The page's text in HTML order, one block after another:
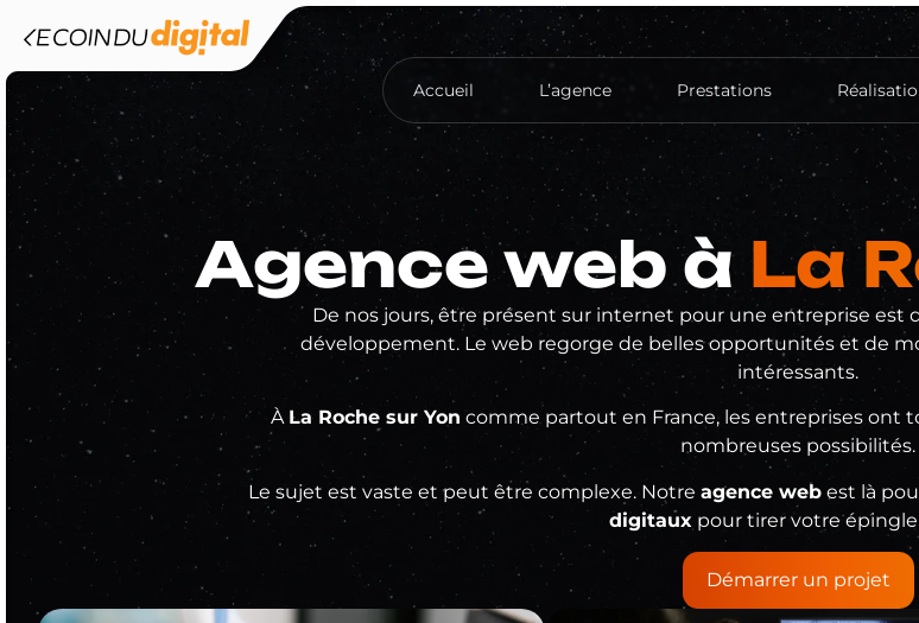
Accueil L’agence Prestations
Création de site
Site vitrine
Hébergement
Réseaux
Création de
Publicité
Agence web àLa
De nos jours, être présent sur internet pour une entreprise est
développement. Le web regorge de belles opportunités et de
intéressants.
À La Roche sur Yon comme partout en France, les entreprises ont
nombreuses possibilités.
Le sujet est vaste et peut être complexe. Notre agence web est là
digitaux pour tirer votre
Démarrer un projet